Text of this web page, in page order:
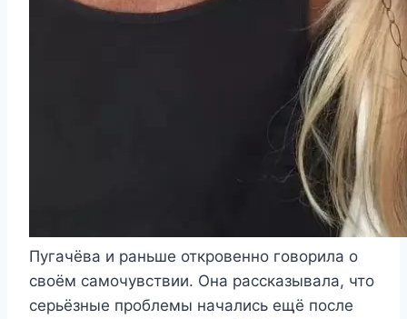
Пугачёва и раньше откровенно говорила о
своём самочувствии. Она рассказывала, что
серьёзные проблемы начались ещё после